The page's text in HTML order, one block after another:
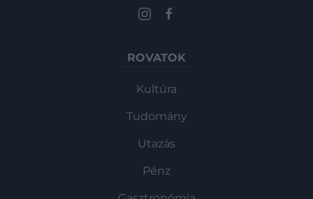
ROVATOK
Kultúra
Tudomány
Utazás
Pénz